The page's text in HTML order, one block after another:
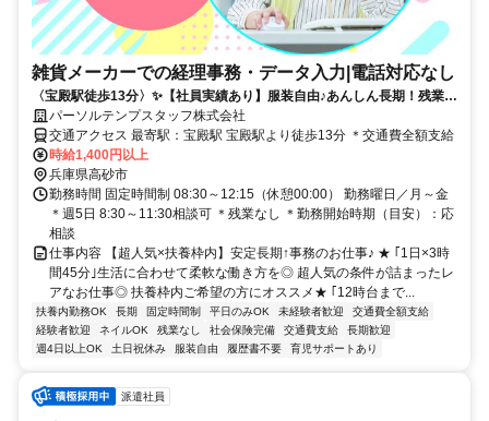
雑貨メーカーでの経理事務・データ入力|電話対応なし
〈宝殿駅徒歩13分〉✨️【社員実績あり】服装自由♪あんしん長期！残業な
し☆彡
パーソルテンプスタッフ株式会社
交通アクセス 最寄駅：宝殿駅 宝殿駅より徒歩13分 ＊交通費全額支給
時給1,400円以上
兵庫県高砂市
勤務時間 固定時間制 08:30～12:15（休憩00:00） 勤務曜日／月～金
＊週5日 8:30～11:30相談可 ＊残業なし ＊勤務開始時期（目安）：応
相談
仕事内容 【超人気×扶養枠内】安定長期↑事務のお仕事♪ ★ ｢1日×3時
間45分｣生活に合わせて柔軟な働き方を◎ 超人気の条件が詰まったレ
アなお仕事◎ 扶養枠内ご希望の方にオススメ★ ｢12時台まで...
扶養内勤務OK 長期 固定時間制 平日のみOK 未経験者歓迎
交通費全額支給
経験者歓迎
ネイルOK 残業なし 社会保険完備 交通費支給
長期歓迎
週4日以上OK
土日祝休み 服装自由 履歴書不要 育児サポートあり
派遣社員